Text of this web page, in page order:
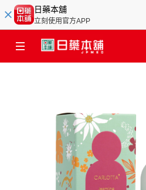
日藥本舖
立刻使用官方APP